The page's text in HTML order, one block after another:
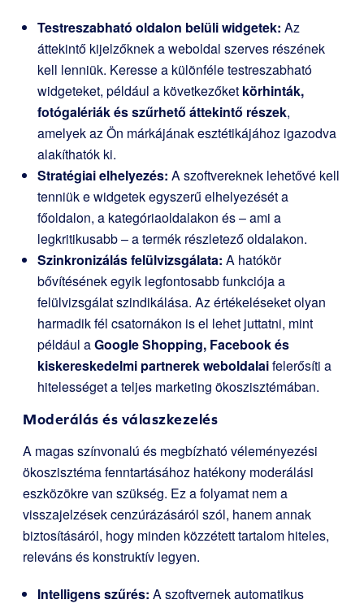
Testreszabható oldalon belüli widgetek: Az
áttekintő kijelzőknek a weboldal szerves részének
kell lenniük. Keresse a különféle testreszabható
widgeteket, például a következőket körhinták,
fotógalériák és szűrhető áttekintő részek,
amelyek az Ön márkájának esztétikájához igazodva
alakíthatók ki.
Stratégiai elhelyezés: A szoftvereknek lehetővé kell
tenniük e widgetek egyszerű elhelyezését a
főoldalon, a kategóriaoldalakon és – ami a
legkritikusabb – a termék részletező oldalakon.
Szinkronizálás felülvizsgálata: A hatókör
bővítésének egyik legfontosabb funkciója a
felülvizsgálat szindikálása. Az értékeléseket olyan
harmadik fél csatornákon is el lehet juttatni, mint
például aGoogle Shopping, Facebook és
kiskereskedelmi partnerek weboldalaifelerősíti a
hitelességet a teljes marketing ökoszisztémában.
Moderálás és válaszkezelés
A magas színvonalú és megbízható véleményezési
ökoszisztéma fenntartásához hatékony moderálási
eszközökre van szükség. Ez a folyamat nem a
visszajelzések cenzúrázásáról szól, hanem annak
biztosításáról, hogy minden közzétett tartalom hiteles,
releváns és konstruktív legyen.
Intelligens szűrés: A szoftvernek automatikus